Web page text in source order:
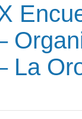
La